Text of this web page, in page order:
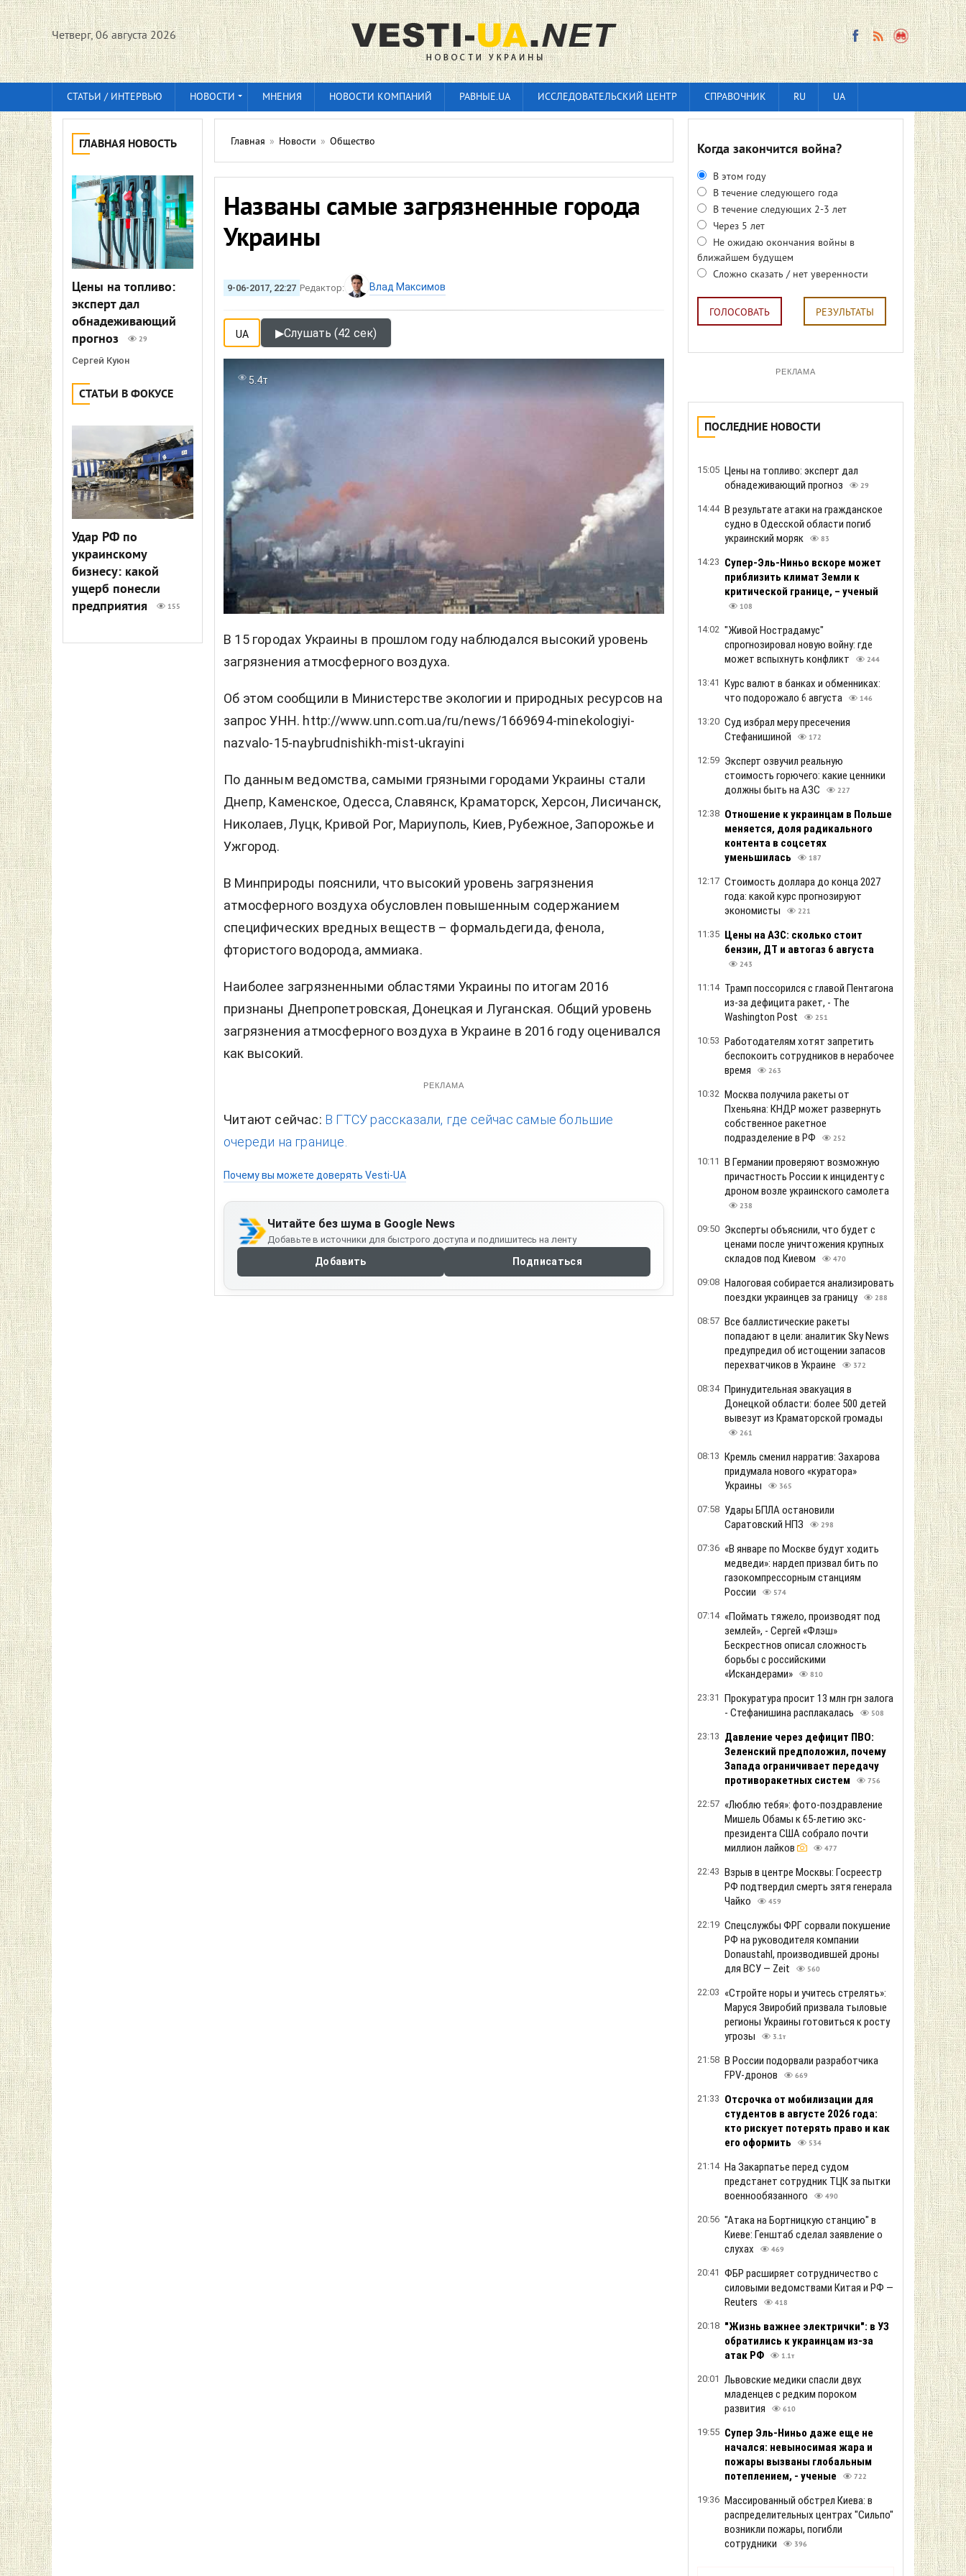
Четверг, 06 августа 2026
СТАТЬИ / ИНТЕРВЬЮ НОВОСТИ МНЕНИЯ НОВОСТИ КОМПАНИЙ РАВНЫЕ.UA ИССЛЕДОВАТЕЛЬСКИЙ ЦЕНТР СПРАВОЧНИК RU UA
ГЛАВНАЯ НОВОСТЬ
Цены на топливо:
эксперт дал
обнадеживающий
прогноз
29
Сергей Куюн
СТАТЬИ В ФОКУСЕ
Удар РФ по
украинскому
бизнесу: какой
ущерб понесли
предприятия
155
Главная » Новости » Общество
Названы самые загрязненные города
Украины
9-06-2017, 22:27 Редактор: Влад Максимов
UA ▶Слушать (42 сек)
5.4т
В 15 городах Украины в прошлом году наблюдался высокий уровень
загрязнения атмосферного воздуха.
Об этом сообщили в Министерстве экологии и природных ресурсов на
запрос УНН. http://www.unn.com.ua/ru/news/1669694-minekologiyi-
nazvalo-15-naybrudnishikh-mist-ukrayini
По данным ведомства, самыми грязными городами Украины стали
Днепр, Каменское, Одесса, Славянск, Краматорск, Херсон, Лисичанск,
Николаев, Луцк, Кривой Рог, Мариуполь, Киев, Рубежное, Запорожье и
Ужгород.
В Минприроды пояснили, что высокий уровень загрязнения
атмосферного воздуха обусловлен повышенным содержанием
специфических вредных веществ – формальдегида, фенола,
фтористого водорода, аммиака.
Наиболее загрязненными областями Украины по итогам 2016
признаны Днепропетровская, Донецкая и Луганская. Общий уровень
загрязнения атмосферного воздуха в Украине в 2016 году оценивался
как высокий.
РЕКЛАМА
Читают сейчас: В ГТСУ рассказали, где сейчас самые большие
очереди на границе.
Почему вы можете доверять Vesti-UA
Читайте без шума в Google News
Добавьте в источники для быстрого доступа и подпишитесь на ленту
Добавить Подписаться
Когда закончится война?
В этом году
В течение следующего года
В течение следующих 2-3 лет
Через 5 лет
Не ожидаю окончания войны в
ближайшем будущем
Сложно сказать / нет уверенности
ГОЛОСОВАТЬ РЕЗУЛЬТАТЫ
РЕКЛАМА
ПОСЛЕДНИЕ НОВОСТИ
15:05 Цены на топливо: эксперт дал
обнадеживающий прогноз
29
14:44 В результате атаки на гражданское
судно в Одесской области погиб
украинский моряк
83
14:23 Супер-Эль-Ниньо вскоре может
приблизить климат Земли к
критической границе, – ученый
108
14:02 "Живой Нострадамус"
спрогнозировал новую войну: где
может вспыхнуть конфликт
244
13:41 Курс валют в банках и обменниках:
что подорожало 6 августа
146
13:20 Суд избрал меру пресечения
Стефанишиной
172
12:59 Эксперт озвучил реальную
стоимость горючего: какие ценники
должны быть на АЗС
227
12:38 Отношение к украинцам в Польше
меняется, доля радикального
контента в соцсетях
уменьшилась
187
12:17 Стоимость доллара до конца 2027
года: какой курс прогнозируют
экономисты
221
11:35 Цены на АЗС: сколько стоит
бензин, ДТ и автогаз 6 августа
243
11:14 Трамп поссорился с главой Пентагона
из-за дефицита ракет, - The
Washington Post
251
10:53 Работодателям хотят запретить
беспокоить сотрудников в нерабочее
время
263
10:32 Москва получила ракеты от
Пхеньяна: КНДР может развернуть
собственное ракетное
подразделение в РФ
252
10:11 В Германии проверяют возможную
причастность России к инциденту с
дроном возле украинского самолета
238
09:50 Эксперты объяснили, что будет с
ценами после уничтожения крупных
складов под Киевом
470
09:08 Налоговая собирается анализировать
поездки украинцев за границу
288
08:57 Все баллистические ракеты
попадают в цели: аналитик Sky News
предупредил об истощении запасов
перехватчиков в Украине
372
08:34 Принудительная эвакуация в
Донецкой области: более 500 детей
вывезут из Краматорской громады
261
08:13 Кремль сменил нарратив: Захарова
придумала нового «куратора»
Украины
365
07:58 Удары БПЛА остановили
Саратовский НПЗ
298
07:36 «В январе по Москве будут ходить
медведи»: нардеп призвал бить по
газокомпрессорным станциям
России
574
07:14 «Поймать тяжело, производят под
землей», - Сергей «Флэш»
Бескрестнов описал сложность
борьбы с российскими
«Искандерами»
810
23:31 Прокуратура просит 13 млн грн залога
- Стефанишина расплакалась
508
23:13 Давление через дефицит ПВО:
Зеленский предположил, почему
Запада ограничивает передачу
противоракетных систем
756
22:57 «Люблю тебя»: фото-поздравление
Мишель Обамы к 65-летию экс-
президента США собрало почти
миллион лайков
477
22:43 Взрыв в центре Москвы: Госреестр
РФ подтвердил смерть зятя генерала
Чайко
459
22:19 Спецслужбы ФРГ сорвали покушение
РФ на руководителя компании
Donaustahl, производившей дроны
для ВСУ — Zeit
560
22:03 «Стройте норы и учитесь стрелять»:
Маруся Звиробий призвала тыловые
регионы Украины готовиться к росту
угрозы
3.1т
21:58 В России подорвали разработчика
FPV-дронов
669
21:33 Отсрочка от мобилизации для
студентов в августе 2026 года:
кто рискует потерять право и как
его оформить
534
21:14 На Закарпатье перед судом
предстанет сотрудник ТЦК за пытки
военнообязанного
490
20:56 "Атака на Бортницкую станцию" в
Киеве: Генштаб сделал заявление о
слухах
469
20:41 ФБР расширяет сотрудничество с
силовыми ведомствами Китая и РФ —
Reuters
418
20:18 "Жизнь важнее электрички": в УЗ
обратились к украинцам из-за
атак РФ
1.1т
20:01 Львовские медики спасли двух
младенцев с редким пороком
развития
610
19:55 Супер Эль-Ниньо даже еще не
начался: невыносимая жара и
пожары вызваны глобальным
потеплением, - ученые
722
19:36 Массированный обстрел Киева: в
распределительных центрах "Сильпо"
возникли пожары, погибли
сотрудники
396